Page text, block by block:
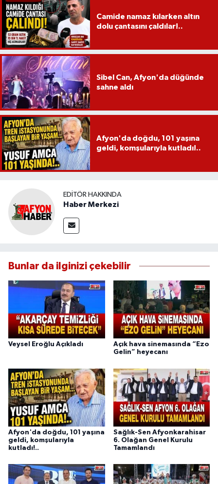
Camide namaz kılarken altın
dolu çantasını çaldılar!..
Sibel Can, Afyon'da düğünde
sahne aldı
Afyon'da doğdu, 101 yaşına
geldi, komşularıyla kutladı!..
EDITÖR HAKKINDA
Haber Merkezi
Bunlar da ilginizi çekebilir
Veysel Eroğlu Açıkladı
Açık hava sinemasında “Ezo
Gelin” heyecanı
Afyon'da doğdu, 101 yaşına
geldi, komşularıyla
kutladı!..
Sağlık-Sen Afyonkarahisar
6. Olağan Genel Kurulu
Tamamlandı